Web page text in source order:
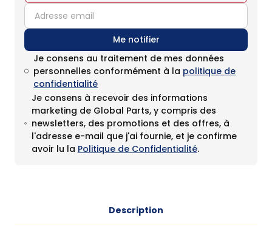
email
Me notifier
Je consens au traitement de mes données
personnelles conformément à la politique de
confidentialité
Je consens à recevoir des informations
marketing de Global Parts, y compris des
newsletters, des promotions et des offres, à
l'adresse e-mail que j'ai fournie, et je confirme
avoir lu la Politique de Confidentialité.
Description